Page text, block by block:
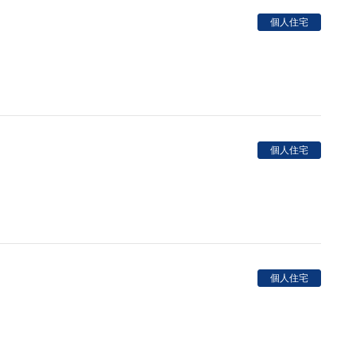
個人住宅
個人住宅
個人住宅